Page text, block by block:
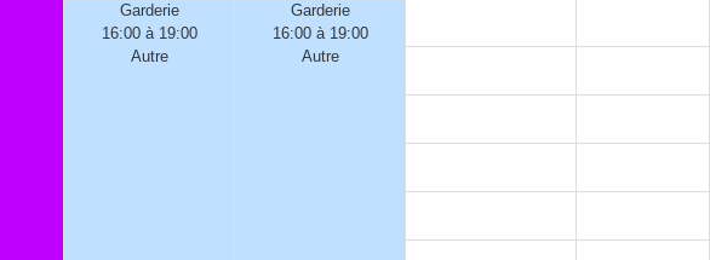
Garderie
16:00 à 19:00
Autre
Garderie
16:00 à 19:00
Autre